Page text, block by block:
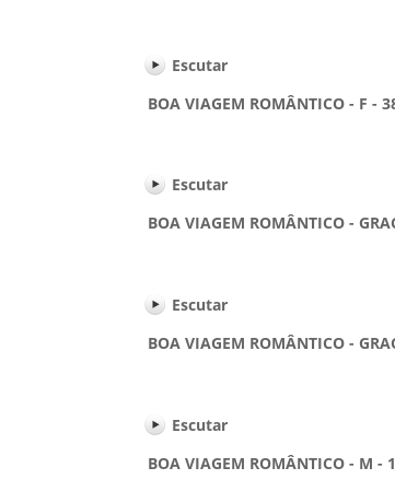
Escutar
BOA VIAGEM ROMÂNTICO - F -
Escutar
BOA VIAGEM ROMÂNTICO -
Escutar
BOA VIAGEM ROMÂNTICO -
Escutar
BOA VIAGEM ROMÂNTICO - M -